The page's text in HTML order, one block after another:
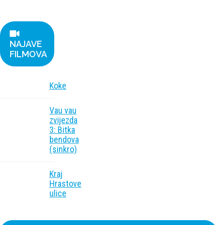
NAJAVE
FILMOVA
Koke
Vau vau
zvijezda
3: Bitka
bendova
(sinkro)
Kraj
Hrastove
ulice